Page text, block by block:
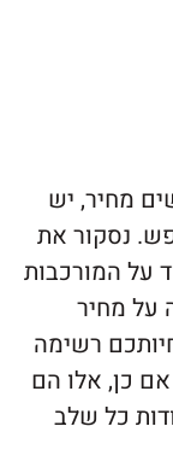
יש
את
הם